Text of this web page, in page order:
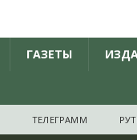
ГАЗЕТЫ
ТЕЛЕГРАММ